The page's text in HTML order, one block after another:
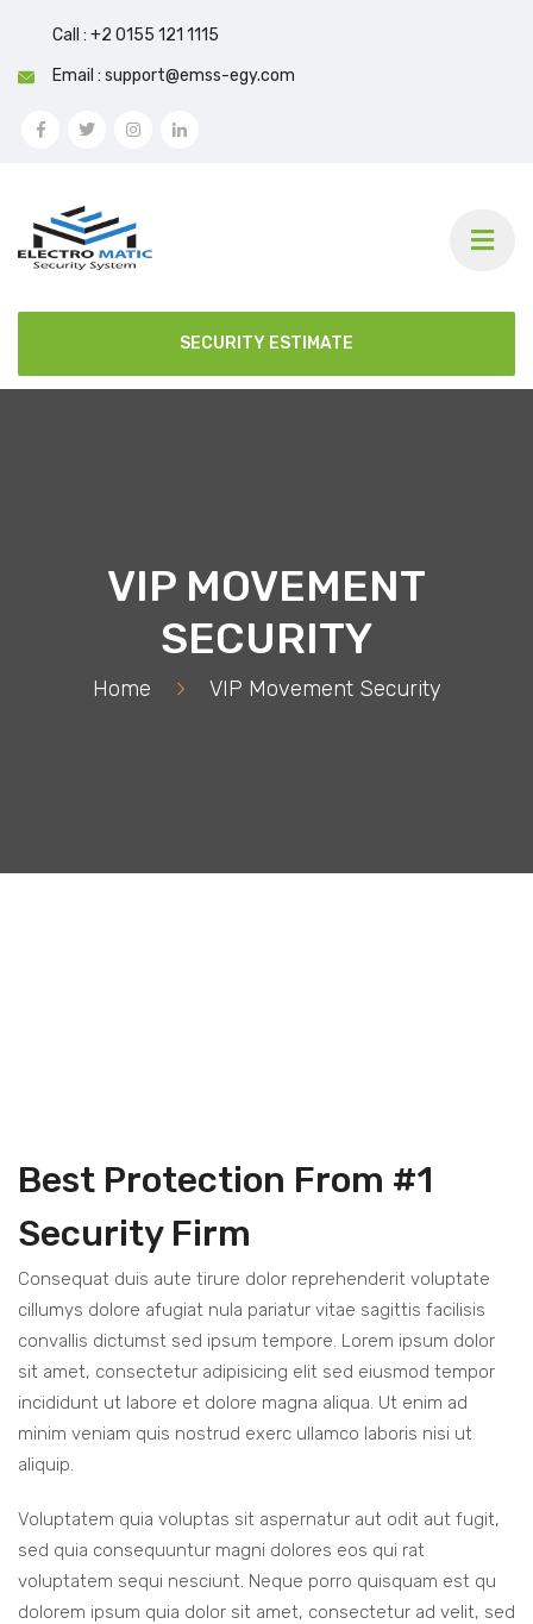
Call : +2 0155 121 1115
Email : support@emss-egy.com
SECURITY ESTIMATE
VIP MOVEMENT
SECURITY
Home > VIP Movement Security
Best Protection From #1
Security Firm
Consequat duis aute tirure dolor reprehenderit voluptate
cillumys dolore afugiat nula pariatur vitae sagittis facilisis
convallis dictumst sed ipsum tempore. Lorem ipsum dolor
sit amet, consectetur adipisicing elit sed eiusmod tempor
incididunt ut labore et dolore magna aliqua. Ut enim ad
minim veniam quis nostrud exerc ullamco laboris nisi ut
aliquip.
Voluptatem quia voluptas sit aspernatur aut odit aut fugit,
sed quia consequuntur magni dolores eos qui rat
voluptatem sequi nesciunt. Neque porro quisquam est qu
dolorem ipsum quia dolor sit amet, consectetur ad velit, sed